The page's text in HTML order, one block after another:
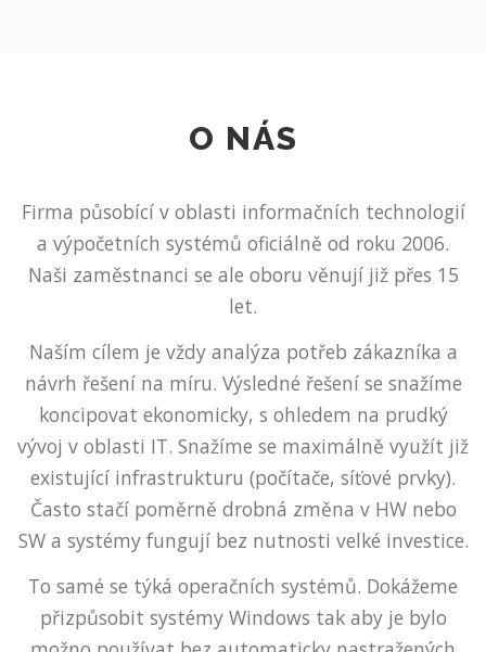
O NÁS
Firma působící v oblasti informačních technologií
a výpočetních systémů oficiálně od roku 2006.
Naši zaměstnanci se ale oboru věnují již přes 15
let.
Naším cílem je vždy analýza potřeb zákazníka a
návrh řešení na míru. Výsledné řešení se snažíme
koncipovat ekonomicky, s ohledem na prudký
vývoj v oblasti IT. Snažíme se maximálně využít již
existující infrastrukturu (počítače, síťové prvky).
Často stačí poměrně drobná změna v HW nebo
SW a systémy fungují bez nutnosti velké investice.
To samé se týká operačních systémů. Dokážeme
přizpůsobit systémy Windows tak aby je bylo